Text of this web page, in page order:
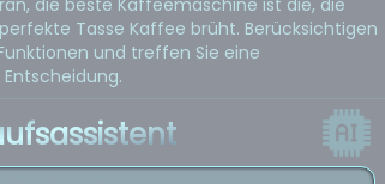
die beste Kaffeemaschine ist die, die
Tasse Kaffee brüht. Berücksichtigen
und treffen Sie eine